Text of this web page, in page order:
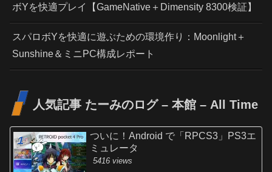
ボYを快適プレイ【GameNative＋Dimensity 8300検証】
スパロボYを快適に遊ぶための環境作り：Moonlight＋
Sunshine＆ミニPC構成レポート
人気記事 たーみのログ – 本館 – All Time
ついに！Android で「RPCS3」PS3エ
ミュレータ
5416 views